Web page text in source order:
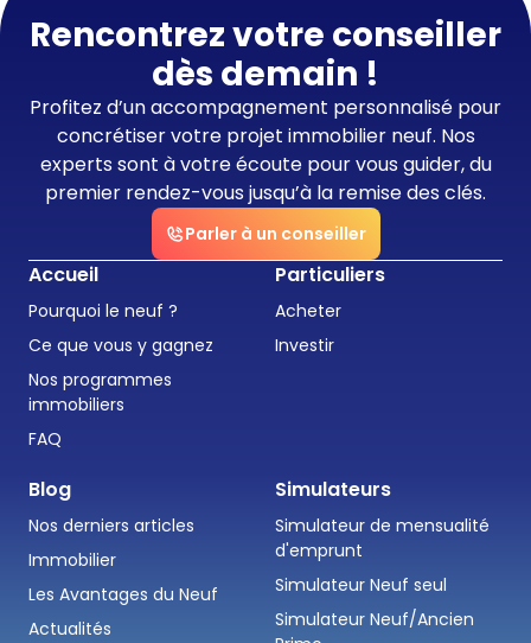
Rencontrez votre conseiller
dès demain !
Profitez d’un accompagnement personnalisé pour
concrétiser votre projet immobilier neuf. Nos
experts sont à votre écoute pour vous guider, du
premier rendez-vous jusqu’à la remise des clés.
Parler à un conseiller
Accueil
Pourquoi le neuf ?
Ce que vous y gagnez
Nos programmes
immobiliers
FAQ
Particuliers
Acheter
Investir
Blog
Nos derniers articles
Immobilier
Les Avantages du Neuf
Actualités
Simulateurs
Simulateur de mensualité
d'emprunt
Simulateur Neuf seul
Simulateur Neuf/Ancien